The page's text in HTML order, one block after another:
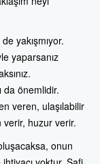
yakışmıyor.
yaparsanız
da önemlidir.
veren, ulaşılabilir
huzur verir.
onun